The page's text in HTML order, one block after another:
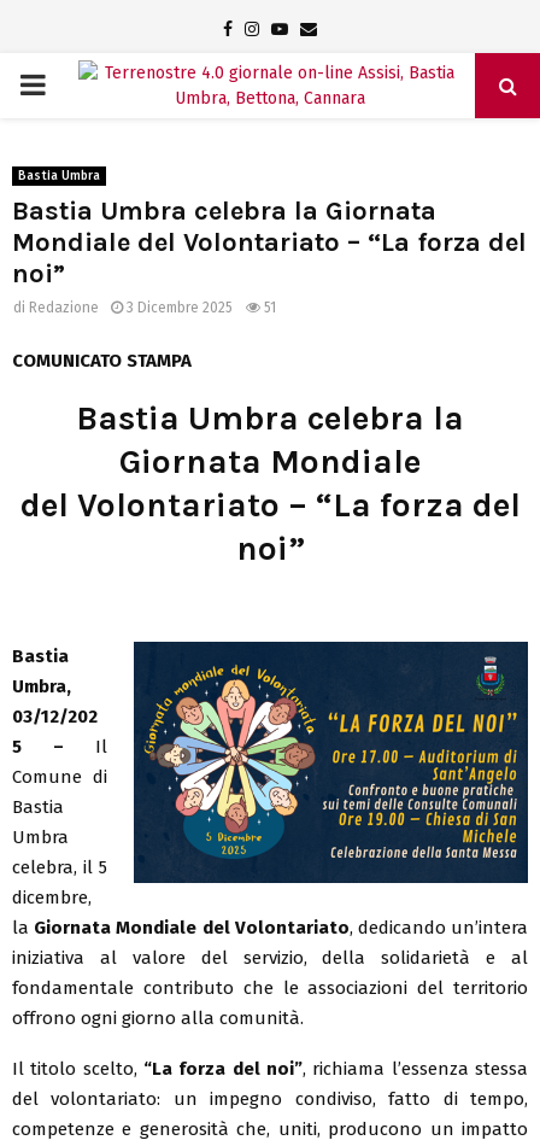
Facebook
Instagram
Youtube
Email
PRIMARY
Bastia Umbra
Bastia Umbra celebra la Giornata
Mondiale del Volontariato – “La forza del
noi”
di Redazione 3 Dicembre 2025 51
COMUNICATO STAMPA
Bastia Umbra celebra la
Giornata Mondiale
del Volontariato – “La forza del
noi”
Bastia
Umbra,
03/12/202
5 – Il
Comune di
Bastia
Umbra
celebra, il 5
dicembre,
la Giornata Mondiale del Volontariato, dedicando un’intera
iniziativa al valore del servizio, della solidarietà e al
fondamentale contributo che le associazioni del territorio
offrono ogni giorno alla comunità.
Il titolo scelto, “La forza del noi”, richiama l’essenza stessa
del volontariato: un impegno condiviso, fatto di tempo,
competenze e generosità che, uniti, producono un impatto